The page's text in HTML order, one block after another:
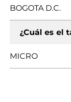
BOGOTA D.C.
¿Cuál es el
MICRO